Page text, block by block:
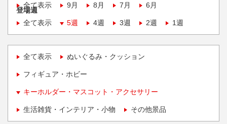
全て表示
9月 8月 7月 6月
登場週
全て表示
5週 4週 3週 2週 1週
全て表示 ぬいぐるみ・クッション
フィギュア・ホビー
キーホルダー・マスコット・アクセサリー
生活雑貨・インテリア・小物 その他景品